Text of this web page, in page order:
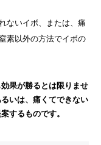
ないイボ、または、痛
素以外の方法でイボの
果が勝るとは限りませ
いは、痛くてできない
するものです。